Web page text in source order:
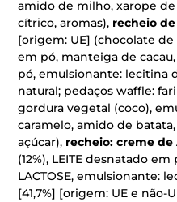
amido de milho, xarope
cítrico, aromas), recheio
[origem: UE] (chocolate de
em pó, manteiga de
pó, emulsionante: lecitina
natural; pedaços waffle:
gordura vegetal (coco),
caramelo, amido de batata,
açúcar), recheio: creme de
(12%), LEITE desnatado
LACTOSE, emulsionante:
[41,7%] [origem: UE e não-